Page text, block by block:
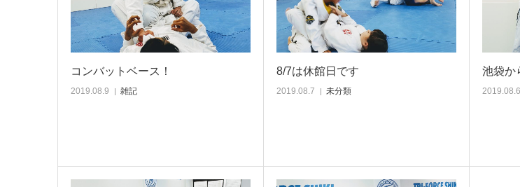
コンバットベース！
2019.08.9 雑記
8/7は休館日です
2019.08.7 未分類
池袋か
2019.08.6